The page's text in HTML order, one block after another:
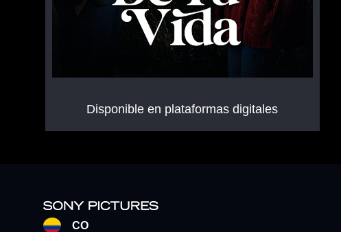
Disponible en plataformas digitales
CO